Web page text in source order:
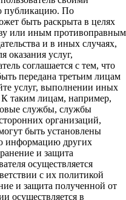
публикацию. По
быть раскрыта в целях
или иным противоправным
и в иных случаях,
оказания услуг,
соглашается с тем, что
передана третьим лицам
услуг, выполнении иных
К таким лицам, например,
службы, службы
организаций,
быть установлены
информацию других
и защита
осуществляется
с их политикой
и защита полученной от
осуществляется в